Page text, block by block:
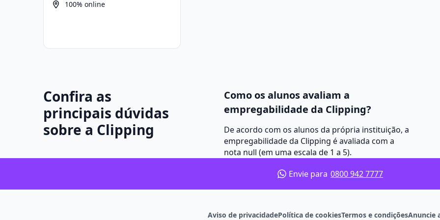
100% online
Confira as
principais dúvidas
sobre a Clipping
Como os alunos avaliam a
empregabilidade da Clipping?
De acordo com os alunos da própria instituição, a
empregabilidade da Clipping é avaliada com a
nota null (em uma escala de 1 a 5).
Envie para 0800 942 7777
Aviso de privacidadePolítica de cookiesTermos e condiçõesAnuncie